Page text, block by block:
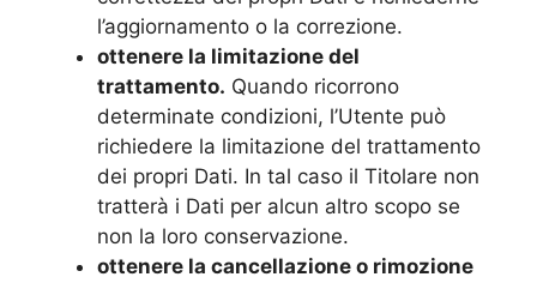
l’aggiornamento o la correzione.
ottenere la limitazione del
trattamento. Quando ricorrono
determinate condizioni, l’Utente può
richiedere la limitazione del trattamento
dei propri Dati. In tal caso il Titolare non
tratterà i Dati per alcun altro scopo se
non la loro conservazione.
ottenere la cancellazione o rimozione